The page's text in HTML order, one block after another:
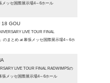
メッセ国際展示場4～6ホール
18 GOU
LIVE TOUR FINAL
のまとめ at 幕張メッセ国際展示場4～6ホ
LIVE TOUR FINAL RADWIMPSの
張メッセ国際展示場4～6ホール